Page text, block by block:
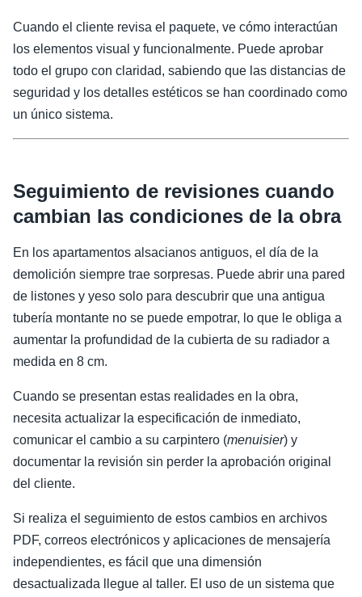
Cuando el cliente revisa el paquete, ve cómo interactúan
los elementos visual y funcionalmente. Puede aprobar
todo el grupo con claridad, sabiendo que las distancias de
seguridad y los detalles estéticos se han coordinado como
un único sistema.
Seguimiento de revisiones cuando
cambian las condiciones de la obra
En los apartamentos alsacianos antiguos, el día de la
demolición siempre trae sorpresas. Puede abrir una pared
de listones y yeso solo para descubrir que una antigua
tubería montante no se puede empotrar, lo que le obliga a
aumentar la profundidad de la cubierta de su radiador a
medida en 8 cm.
Cuando se presentan estas realidades en la obra,
necesita actualizar la especificación de inmediato,
comunicar el cambio a su carpintero (menuisier) y
documentar la revisión sin perder la aprobación original
del cliente.
Si realiza el seguimiento de estos cambios en archivos
PDF, correos electrónicos y aplicaciones de mensajería
independientes, es fácil que una dimensión
desactualizada llegue al taller. El uso de un sistema que